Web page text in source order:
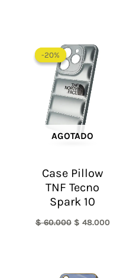
-20%
AGOTADO
-20%
Case Pillow
TNF Tecno
Spark 10
$60.000
precio
original
era:
$ 60.000.
$ 48.000